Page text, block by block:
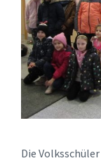
Die